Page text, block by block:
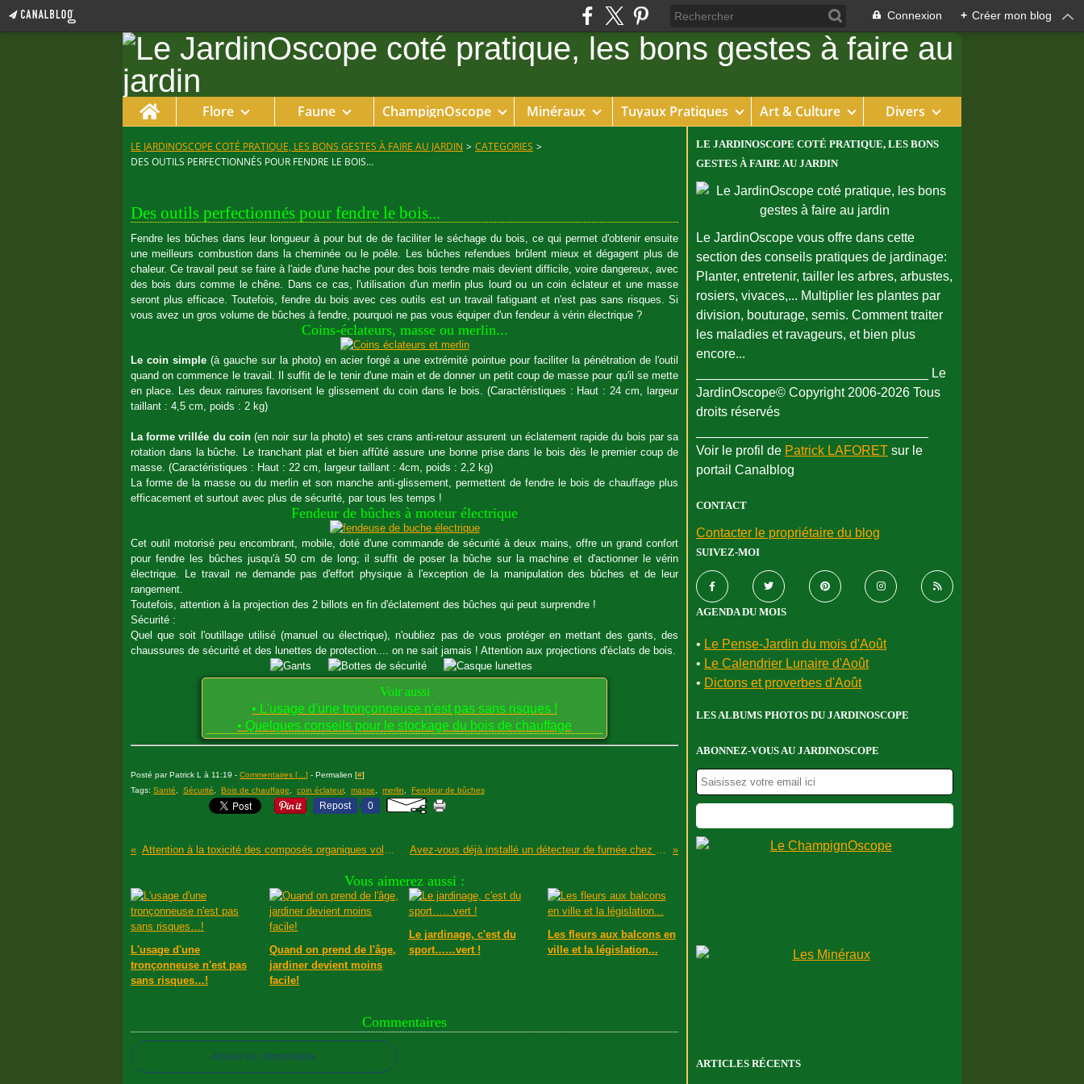
Connexion + Créer mon blog
Home Flore Faune ChampignOscope Minéraux Tuyaux Pratiques Art & Culture Divers
LE JARDINOSCOPE COTÉ PRATIQUE, LES BONS GESTES À FAIRE AU JARDIN > CATEGORIES >
DES OUTILS PERFECTIONNÉS POUR FENDRE LE BOIS...
Des outils perfectionnés pour fendre le bois...
Fendre les bûches dans leur longueur à pour but de de faciliter le séchage du bois, ce qui permet d'obtenir ensuite
une meilleurs combustion dans la cheminée ou le poêle. Les bûches refendues brûlent mieux et dégagent plus de
chaleur. Ce travail peut se faire à l'aide d'une hache pour des bois tendre mais devient difficile, voire dangereux, avec
des bois durs comme le chêne. Dans ce cas, l'utilisation d'un merlin plus lourd ou un coin éclateur et une masse
seront plus efficace. Toutefois, fendre du bois avec ces outils est un travail fatiguant et n'est pas sans risques. Si
vous avez un gros volume de bûches à fendre, pourquoi ne pas vous équiper d'un fendeur à vérin électrique ?
Coins-éclateurs, masse ou merlin...
Le coin simple(à gauche sur la photo) en acier forgé a une extrémité pointue pour faciliter la pénétration de l'outil
quand on commence le travail. Il suffit de le tenir d'une main et de donner un petit coup de masse pour qu'il se mette
en place. Les deux rainures favorisent le glissement du coin dans le bois. (Caractéristiques : Haut : 24 cm, largeur
taillant : 4,5 cm, poids : 2 kg)
La forme vrillée du coin(en noir sur la photo) et ses crans anti-retour assurent un éclatement rapide du bois par sa
rotation dans la bûche. Le tranchant plat et bien affûté assure une bonne prise dans le bois dès le premier coup de
masse. (Caractéristiques : Haut : 22 cm, largeur taillant : 4cm, poids : 2,2 kg)
La forme de la masse ou du merlin et son manche anti-glissement, permettent de fendre le bois de chauffage plus
efficacement et surtout avec plus de sécurité, par tous les temps !
Fendeur de bûches à moteur électrique
Cet outil motorisé peu encombrant, mobile, doté d'une commande de sécurité à deux mains, offre un grand confort
pour fendre les bûches jusqu'à 50 cm de long; il suffit de poser la bûche sur la machine et d'actionner le vérin
électrique. Le travail ne demande pas d'effort physique à l'exception de la manipulation des bûches et de leur
rangement.
Toutefois, attention à la projection des 2 billots en fin d'éclatement des bûches qui peut surprendre !
Sécurité :
Quel que soit l'outillage utilisé (manuel ou électrique), n'oubliez pas de vous protéger en mettant des gants, des
chaussures de sécurité et des lunettes de protection.... on ne sait jamais ! Attention aux projections d'éclats de bois.
Voir aussi
• L'usage d'une tronçonneuse n'est pas sans risques !
• Quelques conseils pour le stockage du bois de chauffage
Posté par Patrick L à 11:19 - Commentaires [ ] - Permalien [#]
Tags: Santé Sécurité Bois de chauffage coin éclateur, masse merlin Fendeur de bûches
Repost 0
Attention à la toxicité des composés organiques volatiles... Avez-vous déjà installé un détecteur de fumée chez vous ?
Vous aimerez aussi :
L'usage d'une
tronçonneuse n'est pas
sans risques…!
Quand on prend de l'âge,
jardiner devient moins
facile!
Le jardinage, c'est du
sport……vert !
Les fleurs aux balcons en
ville et la législation...
Commentaires
Ajouter un commentaire
LE JARDINOSCOPE COTÉ PRATIQUE, LES BONS
GESTES À FAIRE AU JARDIN
Le JardinOscope vous offre dans cette
section des conseils pratiques de jardinage:
Planter, entretenir, tailler les arbres, arbustes,
rosiers, vivaces,... Multiplier les plantes par
division, bouturage, semis. Comment traiter
les maladies et ravageurs, et bien plus
encore...
________________________________ Le
JardinOscope© Copyright 2006-2026 Tous
droits réservés
Voir le profil de Patrick LAFORET sur le
portail Canalblog
CONTACT
Contacter le propriétaire du blog
SUIVEZ-MOI
AGENDA DU MOIS
• Le Pense-Jardin du mois d'Août
• Le Calendrier Lunaire d'Août
• Dictons et proverbes d'Août
LES ALBUMS PHOTOS DU JARDINOSCOPE
ABONNEZ-VOUS AU JARDINOSCOPE
ARTICLES RÉCENTS